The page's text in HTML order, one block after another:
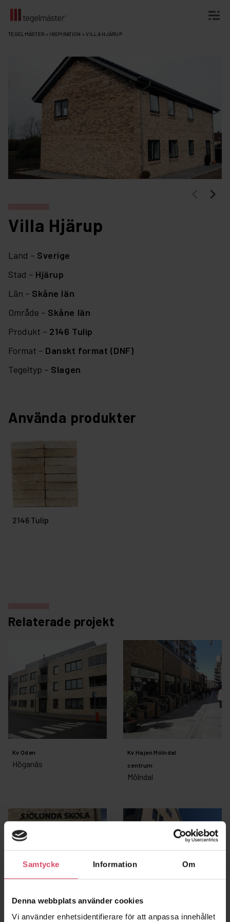
Samtycke Information Om
Denna webbplats använder cookies
Vi använder enhetsidentifierare för att anpassa innehållet
Fortsätt
TEGELMÄSTER > INSPIRATION >VILLA HJÄRUP
Villa Hjärup
Land – Sverige
Stad – Hjärup
Län – Skåne län
Område – Skåne län
Produkt – 2146 Tulip
Format – Danskt format (DNF)
Tegeltyp – Slagen
Använda produkter
2146 Tulip
Relaterade projekt
Kv Oden
Höganäs
Kv Hajen Mölndal
centrum
Mölndal